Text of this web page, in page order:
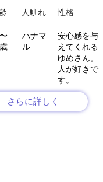
人馴れ 性格
ハナマ
ル
安心感を与
えてくれる
ゆめさん。
人が好きで
す。
さらに詳しく